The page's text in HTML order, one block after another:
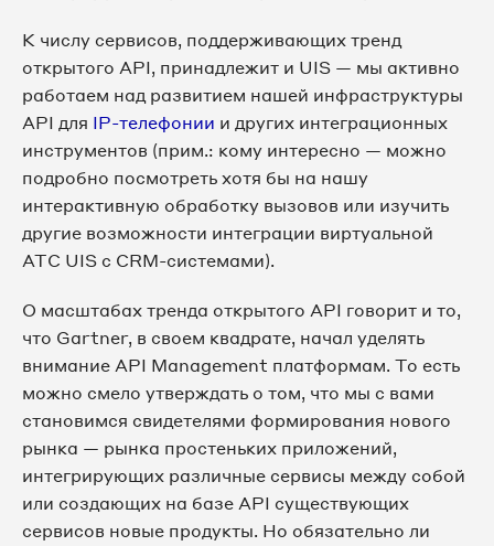
К числу сервисов, поддерживающих тренд
открытого API, принадлежит и UIS — мы активно
работаем над развитием нашей инфраструктуры
API для IP-телефонии и других интеграционных
инструментов (прим.: кому интересно — можно
подробно посмотреть хотя бы на нашу
интерактивную обработку вызовов или изучить
другие возможности интеграции виртуальной
АТС UIS c CRM-системами).
О масштабах тренда открытого API говорит и то,
что Gartner, в своем квадрате, начал уделять
внимание API Management платформам. То есть
можно смело утверждать о том, что мы с вами
становимся свидетелями формирования нового
рынка — рынка простеньких приложений,
интегрирующих различные сервисы между собой
или создающих на базе API существующих
сервисов новые продукты. Но обязательно ли